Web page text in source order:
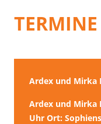
TERMINE
Ardex und Mirka
Ardex und Mirka
Uhr Ort: